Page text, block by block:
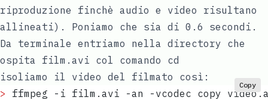
riproduzione finchè audio e video risultano
allineati). Poniamo che sia di 0.6 secondi.
Da terminale entriamo nella directory che
ospita film.avi col comando cd
isoliamo il video del filmato così:
> ffmpeg -i film.avi -an -vcodec copy
Copy